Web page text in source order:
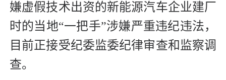
嫌虚假技术出资的新能源汽车企业建厂
时的当地“一把手”涉嫌严重违纪违法，
目前正接受纪委监委纪律审查和监察调
查。